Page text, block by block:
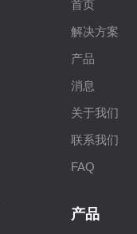
首页
解决方案
产品
消息
关于我们
联系我们
FAQ
产品